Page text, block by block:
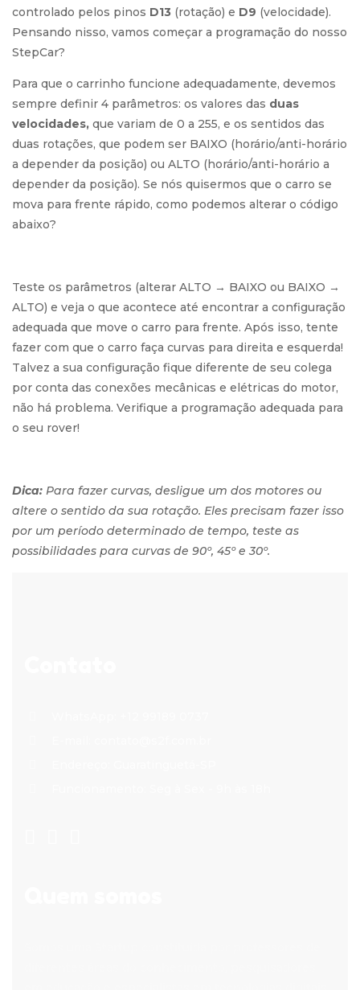
controlado pelos pinos D13 (rotação) e D9 (velocidade).
Pensando nisso, vamos começar a programação do nosso
StepCar?
Para que o carrinho funcione adequadamente, devemos
sempre definir 4 parâmetros: os valores das duas
velocidades, que variam de 0 a 255, e os sentidos das
duas rotações, que podem ser BAIXO (horário/anti-horário
a depender da posição) ou ALTO (horário/anti-horário a
depender da posição). Se nós quisermos que o carro se
mova para frente rápido, como podemos alterar o código
abaixo?
Teste os parâmetros (alterar ALTO → BAIXO ou BAIXO →
ALTO) e veja o que acontece até encontrar a configuração
adequada que move o carro para frente. Após isso, tente
fazer com que o carro faça curvas para direita e esquerda!
Talvez a sua configuração fique diferente de seu colega
por conta das conexões mecânicas e elétricas do motor,
não há problema. Verifique a programação adequada para
o seu rover!
Dica: Para fazer curvas, desligue um dos motores ou
altere o sentido da sua rotação. Eles precisam fazer isso
por um período determinado de tempo, teste as
possibilidades para curvas de 90º, 45º e 30º.